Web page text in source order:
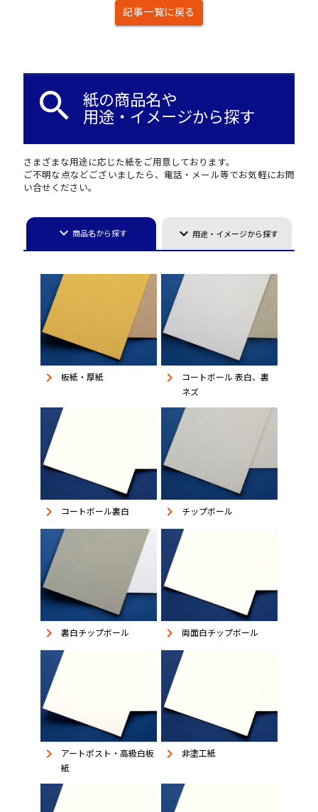
記事一覧に戻る
search 紙の商品名や
用途・イメージから探す
さまざまな用途に応じた紙をご用意しております。
ご不明な点などございましたら、電話・メール等でお気軽にお問
い合せください。
keyboard_arrow_down 商品名から探す keyboard_arrow_down用途・イメージから探す
keyboard_arrow_right 板紙・厚紙 keyboard_arrow_right
コートボール 表白、裏
ネズ
keyboard_arrow_right コートボール裏白 keyboard_arrow_right チップボール
keyboard_arrow_right 裏白チップボール keyboard_arrow_right 両面白チップボール
keyboard_arrow_right
アートポスト・高級白板
紙
keyboard_arrow_right 非塗工紙